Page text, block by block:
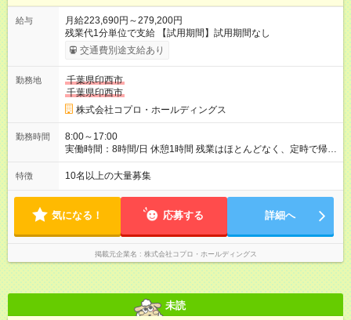
給与
月給223,690円～279,200円
残業代1分単位で支給 【試用期間】試用期間なし
交通費別途支給あり
勤務地
千葉県印西市
千葉県印西市
株式会社コプロ・ホールディングス
勤務時間
8:00～17:00
実働時間：8時間/日 休憩1時間 残業はほとんどなく、定時で帰れ
る日が多い働き方です。 毎日の業務は進捗管理や事務が中心な
ので、 「今日やるべき仕事」が終われば、自然と区切りをつけ
方を大切にしています。
特徴 10名以上の大量募集
気になる！ 応募する 詳細へ
掲載元企業名 株式会社コプロ・ホールディングス
未読